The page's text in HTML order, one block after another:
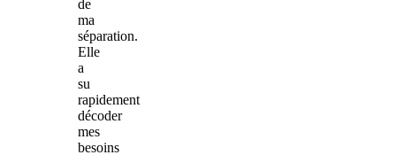
de
ma
séparation.
Elle
a
su
rapidement
décoder
mes
besoins